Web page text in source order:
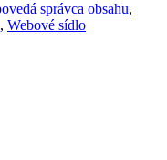
správca obsahu,
, Webové sídlo